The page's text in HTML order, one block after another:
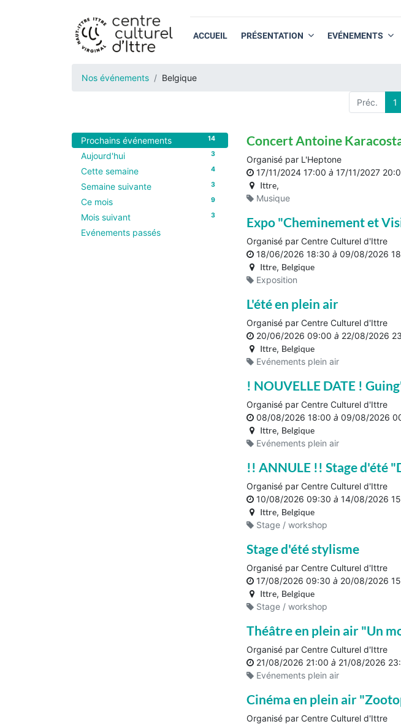
ACCUEIL PRÉSENTATION EVÉNEMENTS
Nos événements Belgique
Préc. 1
Prochains événements 14
Aujourd'hui 3
Cette semaine 4
Semaine suivante 3
Ce mois 9
Mois suivant 3
Evénements passés
Concert Antoine
Organisé par L'Heptone
17/11/2024 17:00 à 17/11/2027
Ittre,
Musique
Expo "Cheminement et
Organisé par Centre Culturel d'Ittre
18/06/2026 18:30 à 09/08/2026
Ittre, Belgique
Exposition
L'été en plein air
Organisé par Centre Culturel d'Ittre
20/06/2026 09:00 à 22/08/2026
Ittre, Belgique
Evénements plein air
! NOUVELLE DATE !
Organisé par Centre Culturel d'Ittre
08/08/2026 18:00 à 09/08/2026
Ittre, Belgique
Evénements plein air
!! ANNULE !! Stage d'été
Organisé par Centre Culturel d'Ittre
10/08/2026 09:30 à 14/08/2026
Ittre, Belgique
Stage / workshop
Stage d'été stylisme
Organisé par Centre Culturel d'Ittre
17/08/2026 09:30 à 20/08/2026
Ittre, Belgique
Stage / workshop
Théâtre en plein air "Un
Organisé par Centre Culturel d'Ittre
21/08/2026 21:00 à 21/08/2026
Evénements plein air
Cinéma en plein air
Organisé par Centre Culturel d'Ittre